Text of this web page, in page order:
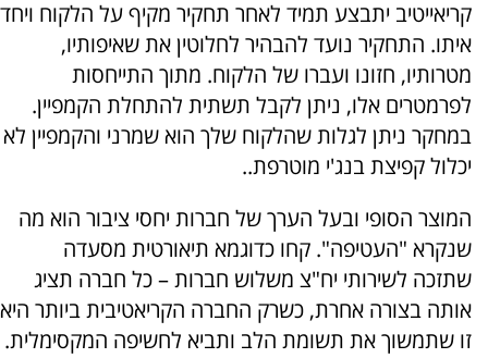
קריאייטיב יתבצע תמיד לאחר תחקיר מקיף על הלקוח ויחד
איתו. התחקיר נועד להבהיר לחלוטין את שאיפותיו,
מטרותיו, חזונו ועברו של הלקוח. מתוך התייחסות
לפרמטרים אלו, ניתן לקבל תשתית להתחלת הקמפיין.
במחקר ניתן לגלות שהלקוח שלך הוא שמרני והקמפיין לא
יכלול קפיצת בנג'י מוטרפת..
המוצר הסופי ובעל הערך של חברות יחסי ציבור הוא מה
שנקרא "העטיפה". קחו כדוגמא תיאורטית מסעדה
שתזכה לשירותי יח"צ משלוש חברות – כל חברה תציג
אותה בצורה אחרת, כשרק החברה הקריאטיבית ביותר היא
זו שתמשוך את תשומת הלב ותביא לחשיפה המקסימלית.